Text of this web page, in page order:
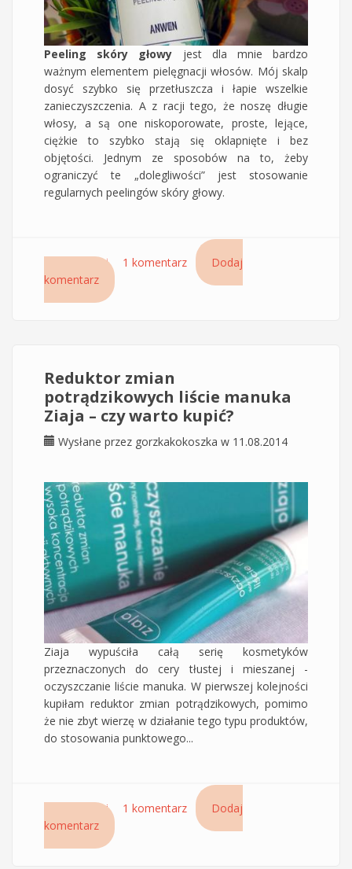
Peeling skóry głowy jest dla mnie bardzo
ważnym elementem pielęgnacji włosów. Mój skalp
dosyć szybko się przetłuszcza i łapie wszelkie
zanieczyszczenia. A z racji tego, że noszę długie
włosy, a są one niskoporowate, proste, lejące,
ciężkie to szybko stają się oklapnięte i bez
objętości. Jednym ze sposobów na to, żeby
ograniczyć te „dolegliwości” jest stosowanie
regularnych peelingów skóry głowy.
Czytaj dalejwpis Mint It Up – peelingujący miętowy
szampon od Anwen
1 komentarz
Dodaj
komentarz
Reduktor zmian
potrądzikowych liście manuka
Ziaja – czy warto kupić?
Wysłane przez gorzkakokoszka w 11.08.2014
Ziaja wypuściła całą serię kosmetyków
przeznaczonych do cery tłustej i mieszanej -
oczyszczanie liście manuka. W pierwszej kolejności
kupiłam reduktor zmian potrądzikowych, pomimo
że nie zbyt wierzę w działanie tego typu produktów,
do stosowania punktowego...
Czytaj dalejwpis Reduktor zmian potrądzikowych liście
manuka Ziaja – czy warto kupić?
1 komentarz
Dodaj
komentarz